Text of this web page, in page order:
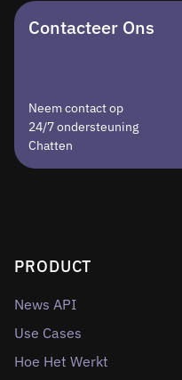
Contacteer Ons
Neem contact op
24/7 ondersteuning
Chatten
PRODUCT
News API
Use Cases
Hoe Het Werkt